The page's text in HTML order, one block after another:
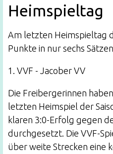
Heimspieltag
Am letzten Heimspieltag
Punkte in nur sechs
1. VVF - Jacober VV
Die Freibergerinnen
letzten Heimspiel der
klaren 3:0-Erfolg gegen
durchgesetzt. Die VVF-
über weite Strecken eine